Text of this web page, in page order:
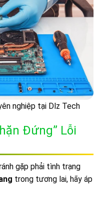
nghiệp tại Dlz Tech
Đứng” Lỗi
gặp phải tình trạng
trong tương lai, hãy áp